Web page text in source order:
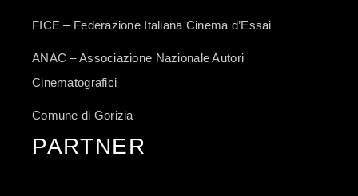
FICE – Federazione Italiana Cinema d’Essai
ANAC – Associazione Nazionale Autori
Cinematografici
Comune di Gorizia
PARTNER